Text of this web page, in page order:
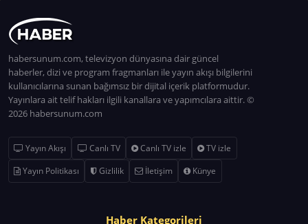
habersunum.com, televizyon dünyasına dair güncel
haberler, dizi ve program fragmanları ile yayın akışı bilgilerini
kullanıcılarına sunan bağımsız bir dijital içerik platformudur.
Yayınlara ait telif hakları ilgili kanallara ve yapımcılara aittir. ©
2026 habersunum.com
Yayın Akışı Canlı TV Canlı TV izle
TV izle
Yayın Politikası
Gizlilik İletişim Künye
Haber Kategorileri